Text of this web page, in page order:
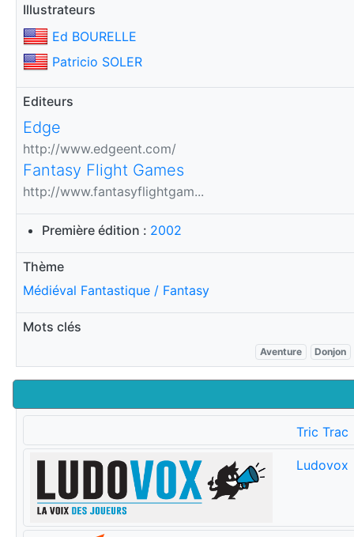
Illustrateurs
Ed BOURELLE
Patricio SOLER
Editeurs
Edge
http://www.edgeent.com/
Fantasy Flight Games
http://www.fantasyflightgam...
Première édition : 2002
Thème
Médiéval Fantastique / Fantasy
Mots clés
Aventure Donjon
Tric Trac
Ludovox